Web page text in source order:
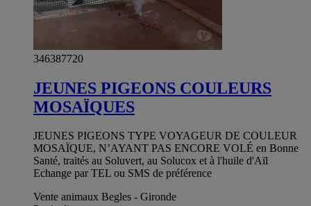
346387720
JEUNES PIGEONS COULEURS
MOSAÏQUES
JEUNES PIGEONS TYPE VOYAGEUR DE COULEUR
MOSAÏQUE, N’AYANT PAS ENCORE VOLÉ en Bonne
Santé, traités au Soluvert, au Solucox et à l'huile d'Aïl
Echange par TEL ou SMS de préférence
Vente animaux Begles - Gironde